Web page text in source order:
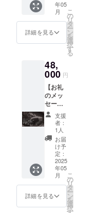
クネー
ム」を
お書き
くださ
真を送
る為の
メール
アドレ
スが必
要とな
りま
す。 ※
支援
時、必
ず備考
欄に希
望され
るお名
前をご
ださ
い。 ＊
席)】 試
合観戦
チケッ
トを２
亀田和
毅を一
緒に応
援しま
しょ
う！
セージ
をお送
りしま
す。
【5/24
試合 亀
写真
デー
タ】 当
日の写
真デー
タを一
枚お送
りしま
す。
【5/24
試合 横
断幕フ
ルネー
ム掲
載】 試
合へ向
けて、
年05
月
詳細を見る
こ
の
リ
タ
ー
ン
を
選
択
す
る
48,
000 円
【お礼
のメッ
セー
ジ】 感
謝の気
持ちを
込め
て、お
礼の
メッ
セージ
をお送
りしま
す。
【5/24
試合 亀
支援
者：
1人
お届
け予
定：
2025
年05
月
詳細を見る
こ
の
リ
タ
ー
ン
を
選
択